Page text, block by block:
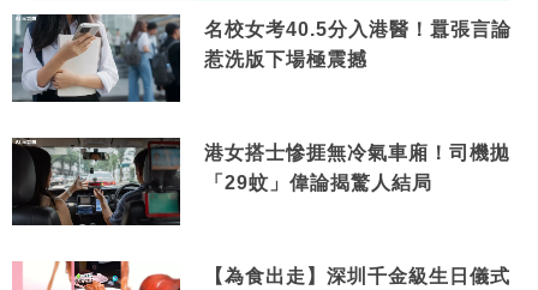
名校女考40.5分入港醫！囂張言論
惹洗版下場極震撼
港女搭士慘捱無冷氣車廂！司機拋
「29蚊」偉論揭驚人結局
【為食出走】深圳千金級生日儀式